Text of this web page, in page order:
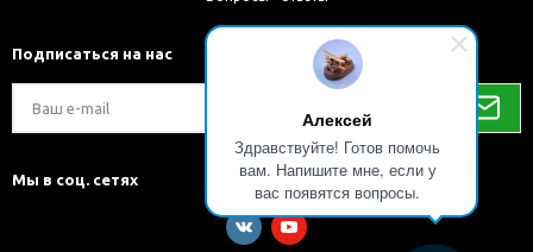
Алексей
Здравствуйте! Готов помочь
вам. Напишите мне, если у
вас появятся вопросы.
Подписаться на нас
Мы в соц. сетях